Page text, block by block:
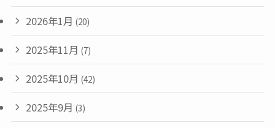
2026年1月 (20)
2025年11月 (7)
2025年10月 (42)
2025年9月 (3)